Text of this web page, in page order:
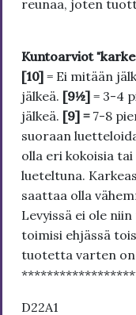
reunaa, joten
Kuntoarviot
[10] = Ei mitään
jälkeä. [9½] = 3-4
jälkeä. [9] = 7-8
suoraan
olla eri kokoisia
lueteltuna.
saattaa olla
Levyissä ei ole
toimisi ehjässä
tuotetta varten
D22A1